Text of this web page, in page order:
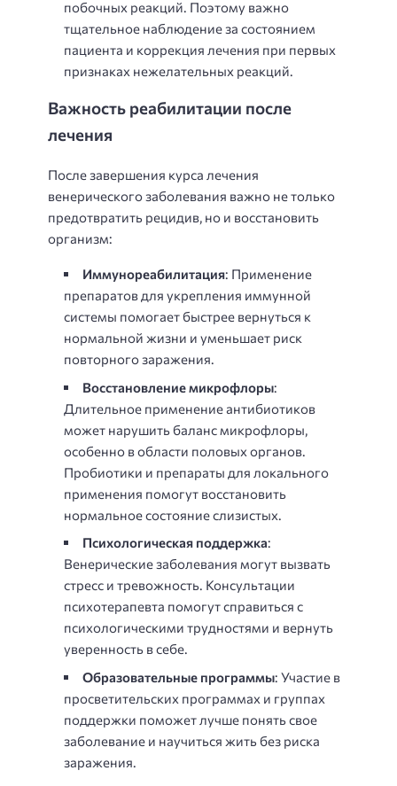
побочных реакций. Поэтому важно
тщательное наблюдение за состоянием
пациента и коррекция лечения при первых
признаках нежелательных реакций.
Важность реабилитации после
лечения
После завершения курса лечения
венерического заболевания важно не только
предотвратить рецидив, но и восстановить
организм:
Иммунореабилитация: Применение
препаратов для укрепления иммунной
системы помогает быстрее вернуться к
нормальной жизни и уменьшает риск
повторного заражения.
Восстановление микрофлоры:
Длительное применение антибиотиков
может нарушить баланс микрофлоры,
особенно в области половых органов.
Пробиотики и препараты для локального
применения помогут восстановить
нормальное состояние слизистых.
Психологическая поддержка:
Венерические заболевания могут вызвать
стресс и тревожность. Консультации
психотерапевта помогут справиться с
психологическими трудностями и вернуть
уверенность в себе.
Образовательные программы: Участие в
просветительских программах и группах
поддержки поможет лучше понять свое
заболевание и научиться жить без риска
заражения.